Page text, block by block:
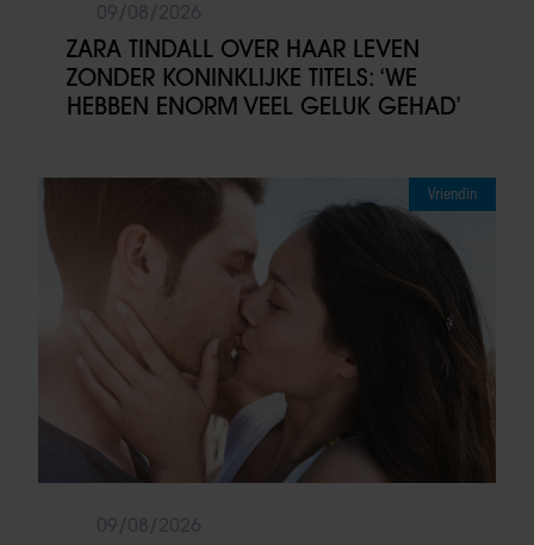
ZARA TINDALL OVER HAAR LEVEN
ZONDER KONINKLIJKE TITELS: ‘WE
HEBBEN ENORM VEEL GELUK GEHAD’
Vriendin